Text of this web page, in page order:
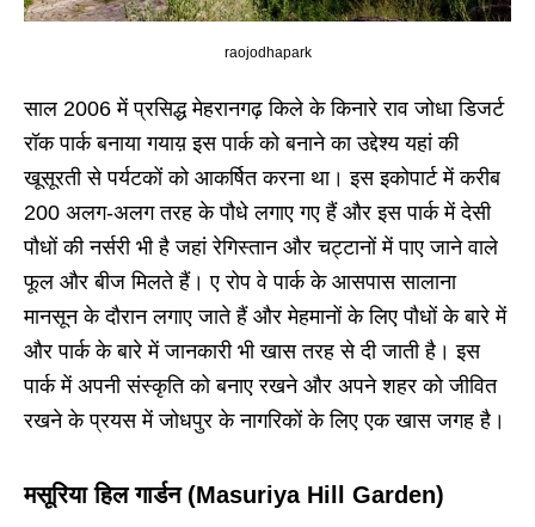
raojodhapark
साल 2006 में प्रसिद्ध मेहरानगढ़ किले के किनारे राव जोधा डिजर्ट
रॉक पार्क बनाया गयाय़ इस पार्क को बनाने का उद्देश्य यहां की
खूसूरती से पर्यटकों को आकर्षित करना था। इस इकोपार्ट में करीब
200 अलग-अलग तरह के पौधे लगाए गए हैं और इस पार्क में देसी
पौधों की नर्सरी भी है जहां रेगिस्तान और चट्टानों में पाए जाने वाले
फूल और बीज मिलते हैं। ए रोप वे पार्क के आसपास सालाना
मानसून के दौरान लगाए जाते हैं और मेहमानों के लिए पौधों के बारे में
और पार्क के बारे में जानकारी भी खास तरह से दी जाती है। इस
पार्क में अपनी संस्कृति को बनाए रखने और अपने शहर को जीवित
रखने के प्रयस में जोधपुर के नागरिकों के लिए एक खास जगह है।
मसूरिया हिल गार्डन (Masuriya Hill Garden)